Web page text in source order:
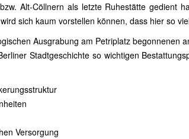
Alt-Cöllnern als letzte Ruhestätte gedient
sich kaum vorstellen können, dass hier so
Ausgrabung am Petriplatz begonnenen
Stadtgeschichte so wichtigen
Versorgung